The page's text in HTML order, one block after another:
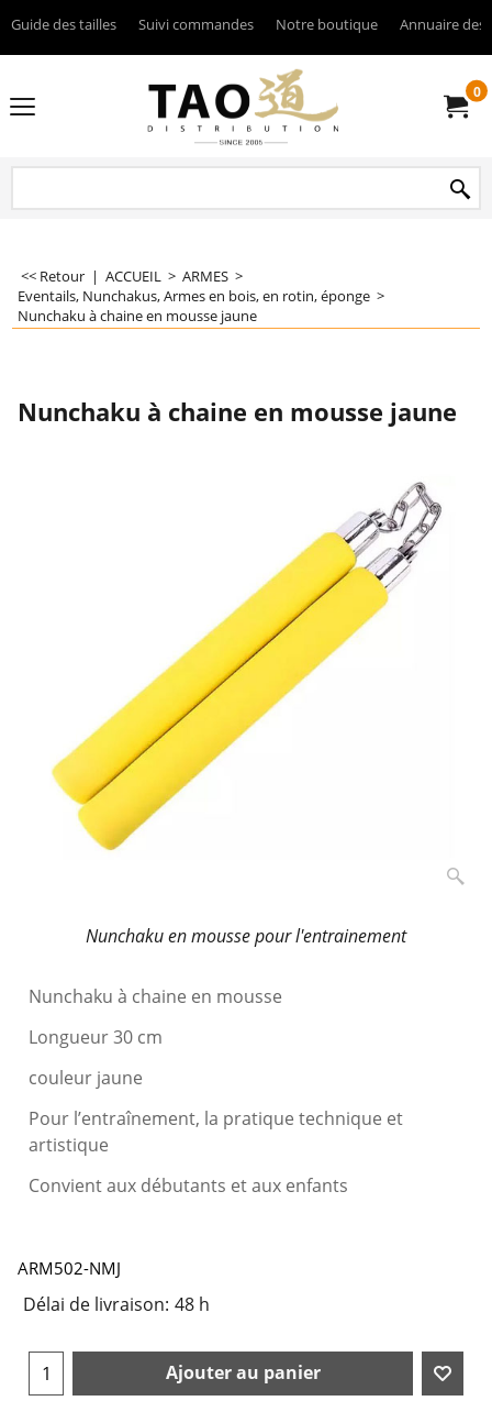
Guide des tailles Suivi commandes Notre boutique Annuaire des
0
<< Retour | ACCUEIL > ARMES >
Eventails, Nunchakus, Armes en bois, en rotin, éponge >
Nunchaku à chaine en mousse jaune
Nunchaku à chaine en mousse jaune
Nunchaku en mousse pour l'entrainement
Nunchaku à chaine en mousse
Longueur 30 cm
couleur jaune
Pour l’entraînement, la pratique technique et
artistique
Convient aux débutants et aux enfants
ARM502-NMJ
Délai de livraison: 48 h
Ajouter au panier